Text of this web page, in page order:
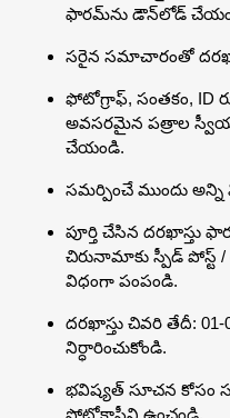
ఫారమ్‌ను డౌన్‌లోడ్
సరైన సమాచారంతో
ఫోటోగ్రాఫ్, సంతకం, ID
అవసరమైన పత్రాల
చేయండి.
సమర్పించే ముందు
పూర్తి చేసిన దరఖాస్తు
చిరునామాకు స్పీడ్ పోస్ట్ /
విధంగా పంపండి.
దరఖాస్తు చివరి తేదీ: 01-
నిర్ధారించుకోండి.
భవిష్యత్ సూచన కోసం
ఫోటోకాపీని ఉంచండి.